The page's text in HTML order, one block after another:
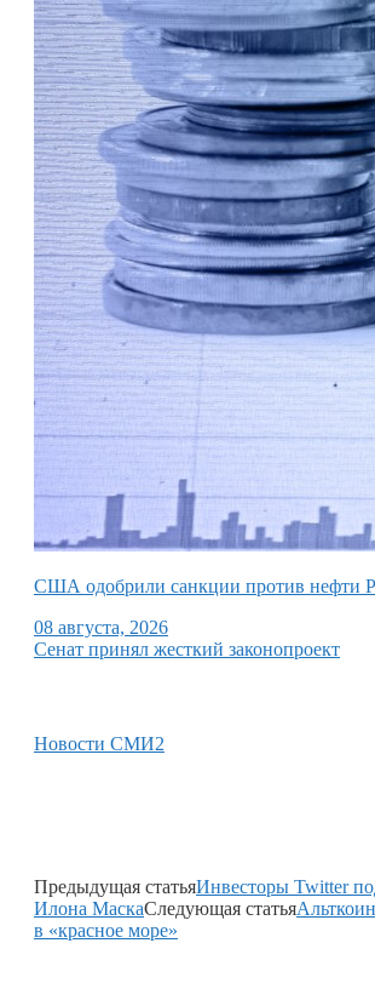
США одобрили санкции против нефти
08 августа, 2026
Сенат принял жесткий законопроект
Новости СМИ2
Предыдущая статьяИнвесторы Twitter
Илона МаскаСледующая статья
в «красное море»